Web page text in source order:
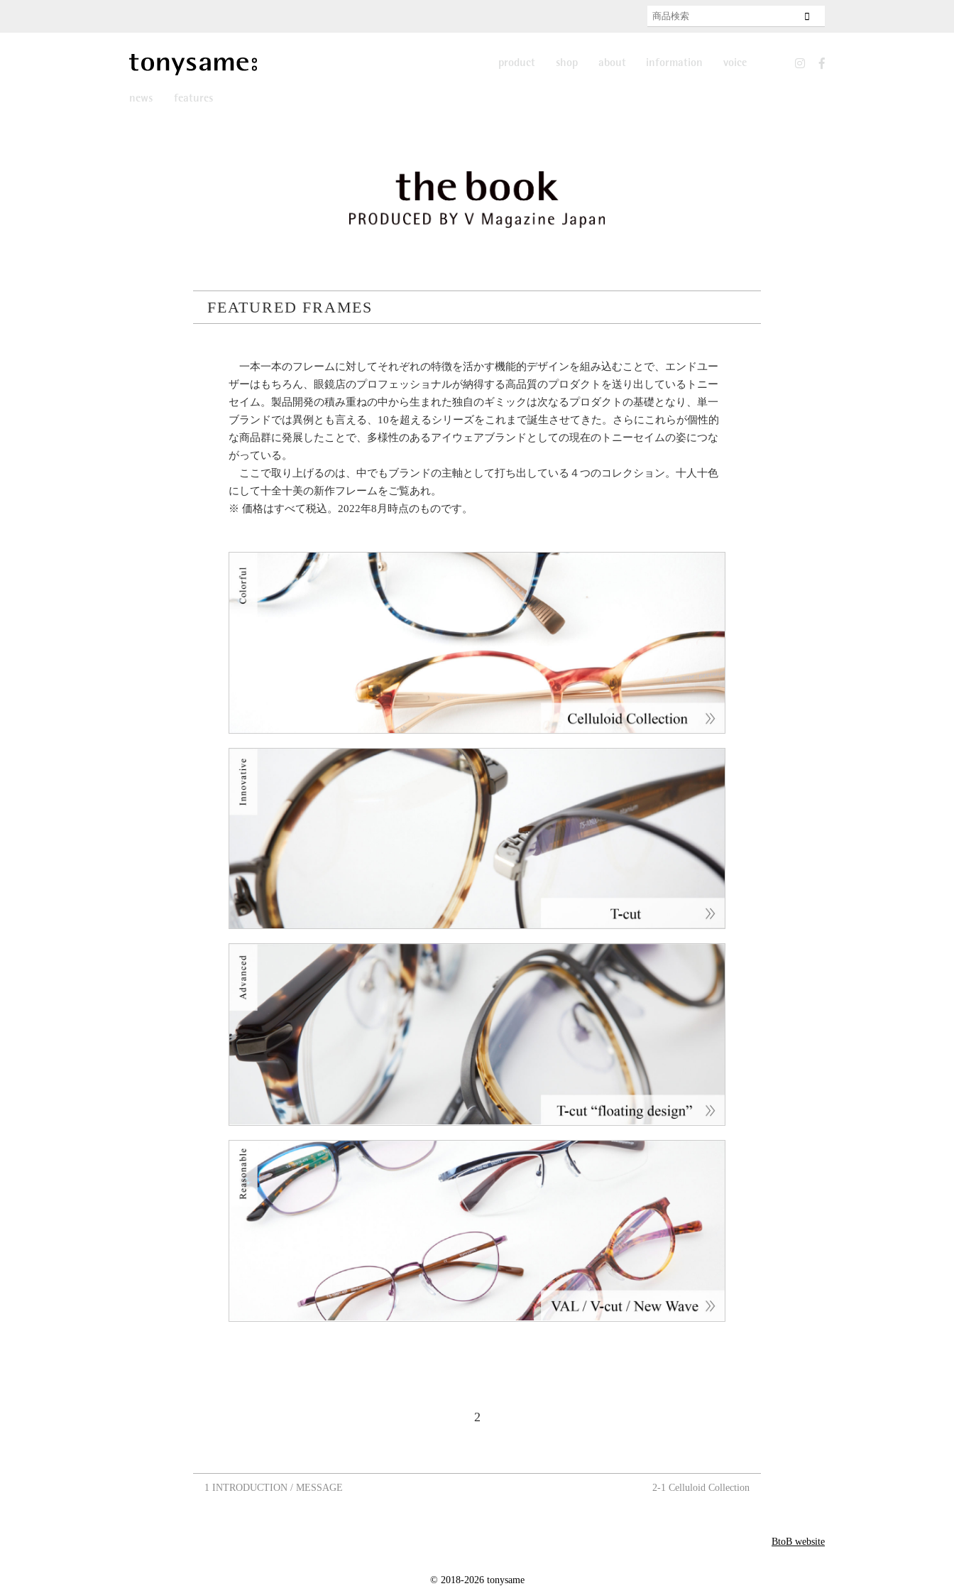
product shop about information voice
news features
FEATURED FRAMES
一本一本のフレームに対してそれぞれの特徴を活かす機能的デザインを組み込むことで、エンドユー
ザーはもちろん、眼鏡店のプロフェッショナルが納得する高品質のプロダクトを送り出しているトニー
セイム。製品開発の積み重ねの中から生まれた独自のギミックは次なるプロダクトの基礎となり、単一
ブランドでは異例とも言える、10を超えるシリーズをこれまで誕生させてきた。さらにこれらが個性的
な商品群に発展したことで、多様性のあるアイウェアブランドとしての現在のトニーセイムの姿につな
がっている。
ここで取り上げるのは、中でもブランドの主軸として打ち出している４つのコレクション。十人十色
にして十全十美の新作フレームをご覧あれ。
※ 価格はすべて税込。2022年8月時点のものです。
2
1 INTRODUCTION / MESSAGE 2-1 Celluloid Collection
BtoB website
© 2018-2026 tonysame